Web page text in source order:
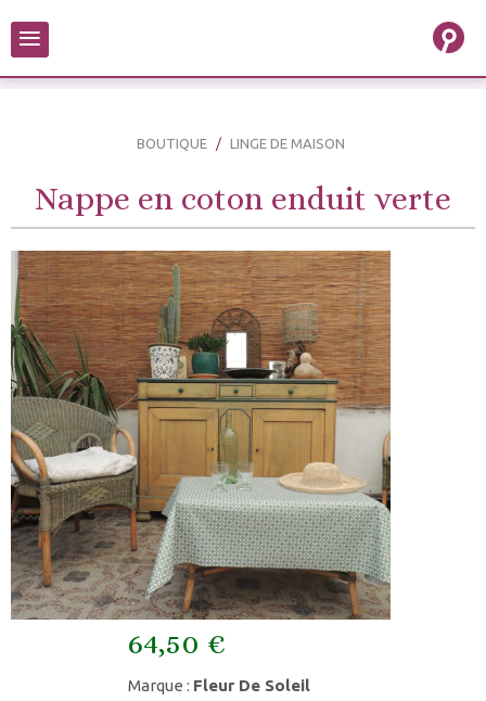
≡
BOUTIQUE LINGE DE MAISON
Nappe en coton enduit verte
64,50 €
Marque : Fleur De Soleil